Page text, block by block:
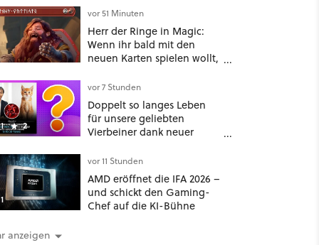
Mobilfunk
vor 51 Minuten
Herr der Ringe in Magic:
Wenn ihr bald mit den
neuen Karten spielen wollt,
Duolingo Zwergisch pauken
2
vor 7 Stunden
Doppelt so langes Leben
für unsere geliebten
Vierbeiner dank neuer
Japan: Der Blick auf über
1.200 Kommentare zeigt,
dass es nicht so einfach ist
vor 11 Stunden
AMD eröffnet die IFA 2026 –
und schickt den Gaming-
Chef auf die KI-Bühne
anzeigen